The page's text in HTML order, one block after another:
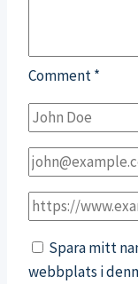
Comment*
Spara mitt
webbplats i